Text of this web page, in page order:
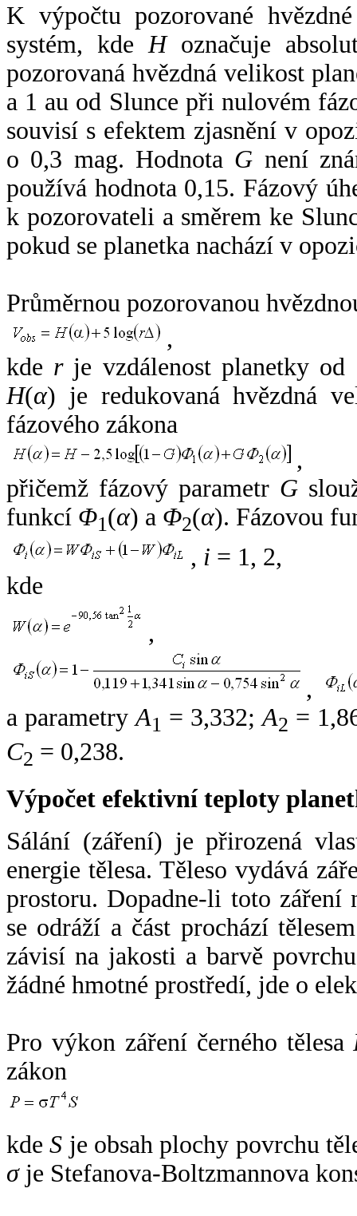
K výpočtu pozorované
systém, kde Hoznačuje
pozorovaná hvězdná velikost
a 1 au od Slunce při nulovém
souvisí s efektem zjasnění v
o 0,3 mag. Hodnota G není
používá hodnota 0,15. Fázový
k pozorovateli a směrem ke
pokud se planetka nachází v
Průměrnou pozorovanou
,
kde rje vzdálenost planetky od
H(α) je redukovaná hvězdná
fázového zákona
,
přičemž fázový parametr G
funkcí Φ1(α) a Φ2(α). Fázovou
, i = 1, 2,
kde
,
,
a parametryA1 = 3,332;A2 =
C2 = 0,238.
Výpočet efektivní teploty
Sálání (záření) je přirozená
energie tělesa. Těleso vydává
prostoru. Dopadne-li toto záření
se odráží a část prochází
závisí na jakosti a barvě
žádné hmotné prostředí, jde o
Pro výkon záření černého tělesa
zákon
kdeS je obsah plochy povrchu
σje Stefanova-Boltzmannova